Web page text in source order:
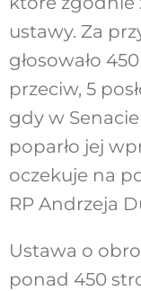
ustawy. Za
głosowało
przeciw, 5
gdy w
poparło jej
oczekuje na
RP Andrzeja
Ustawa o
ponad 450